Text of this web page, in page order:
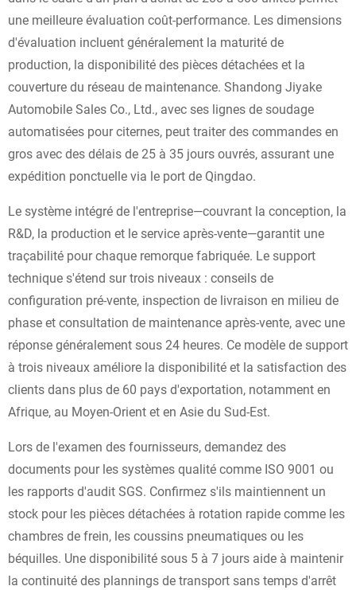
une meilleure évaluation coût-performance. Les dimensions
d'évaluation incluent généralement la maturité de
production, la disponibilité des pièces détachées et la
couverture du réseau de maintenance. Shandong Jiyake
Automobile Sales Co., Ltd., avec ses lignes de soudage
automatisées pour citernes, peut traiter des commandes en
gros avec des délais de 25 à 35 jours ouvrés, assurant une
expédition ponctuelle via le port de Qingdao.
Le système intégré de l'entreprise—couvrant la conception, la
R&D, la production et le service après-vente—garantit une
traçabilité pour chaque remorque fabriquée. Le support
technique s'étend sur trois niveaux : conseils de
configuration pré-vente, inspection de livraison en milieu de
phase et consultation de maintenance après-vente, avec une
réponse généralement sous 24 heures. Ce modèle de support
à trois niveaux améliore la disponibilité et la satisfaction des
clients dans plus de 60 pays d'exportation, notamment en
Afrique, au Moyen-Orient et en Asie du Sud-Est.
Lors de l'examen des fournisseurs, demandez des
documents pour les systèmes qualité comme ISO 9001 ou
les rapports d'audit SGS. Confirmez s'ils maintiennent un
stock pour les pièces détachées à rotation rapide comme les
chambres de frein, les coussins pneumatiques ou les
béquilles. Une disponibilité sous 5 à 7 jours aide à maintenir
la continuité des plannings de transport sans temps d'arrêt